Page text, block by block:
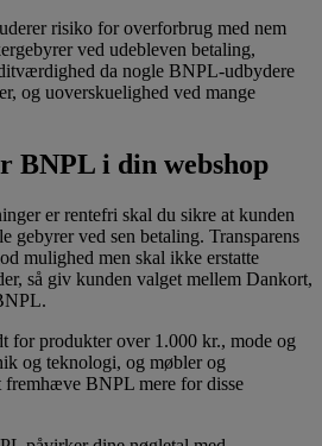
risiko for overforbrug med nem
ved udebleven betaling,
da nogle BNPL-udbydere
og uoverskuelighed ved mange
BNPL i din webshop
er rentefri skal du sikre at kunden
gebyrer ved sen betaling. Transparens
mulighed men skal ikke erstatte
så giv kunden valget mellem Dankort,
for produkter over 1.000 kr., mode og
og teknologi, og møbler og
BNPL mere for disse